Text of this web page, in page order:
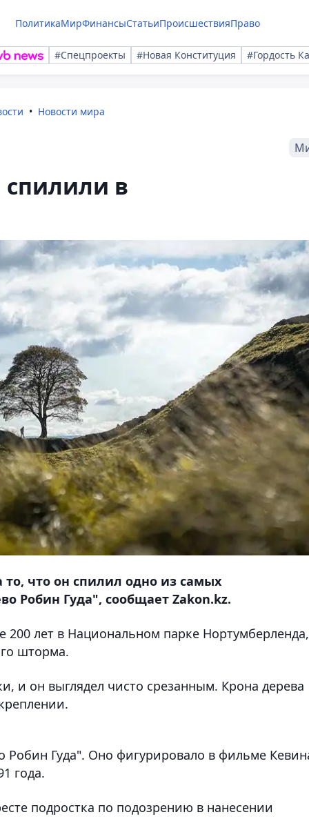
ПолитикаМирФинансыСтатьиПроисшествияПраво
#Спецпроекты #Новая Конституция #Гордость
Новости мира
спилили в
то, что он спилил одно из самых
Робин Гуда", сообщает Zakon.kz.
200 лет в Национальном парке Нортумберленда,
шторма.
и он выглядел чисто срезанным. Крона дерева
Робин Гуда". Оно фигурировало в фильме
года.
подростка по подозрению в нанесении